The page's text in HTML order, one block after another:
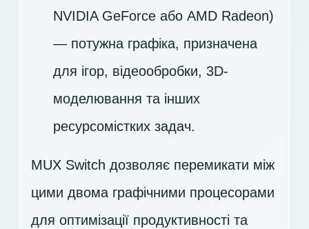
NVIDIA GeForce або AMD Radeon)
— потужна графіка, призначена
для ігор, відеообробки, 3D-
моделювання та інших
ресурсомістких задач.
MUX Switch дозволяє перемикати між
цими двома графічними процесорами
для оптимізації продуктивності та